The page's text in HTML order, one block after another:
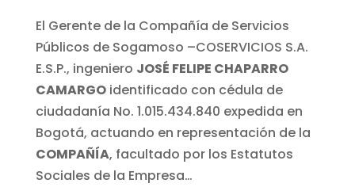
El Gerente de la Compañía de Servicios
Públicos de Sogamoso –COSERVICIOS S.A.
E.S.P., ingeniero JOSÉ FELIPE CHAPARRO
CAMARGOidentificado con cédula de
ciudadanía No. 1.015.434.840 expedida en
Bogotá, actuando en representación de la
COMPAÑÍA, facultado por los Estatutos
Sociales de la Empresa…